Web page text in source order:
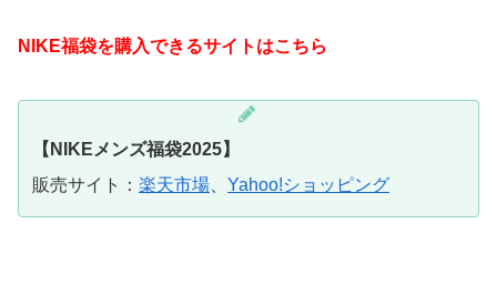
NIKE福袋を購入できるサイトはこちら
【NIKEメンズ福袋2025】
販売サイト： 楽天市場 Yahoo!ショッピング